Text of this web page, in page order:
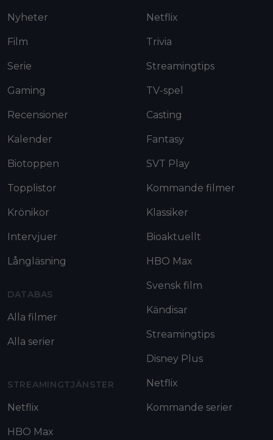
Nyheter
Film
Serie
Gaming
Recensioner
Kalender
Biotoppen
Topplistor
Krönikor
Intervjuer
Långläsning
DATABAS
Alla filmer
Alla serier
STREAMINGTJÄNSTER
Netflix
HBO Max
Netflix
Trivia
Streamingtips
TV-spel
Casting
Fantasy
SVT Play
Kommande filmer
Klassiker
Bioaktuellt
HBO Max
Svensk film
Kändisar
Streamingtips
Disney Plus
Netflix
Kommande serier